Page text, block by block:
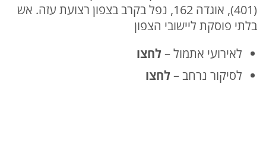
(401), אוגדה 162, נפל בקרב בצפון רצועת עזה. אש
בלתי פוסקת ליישובי הצפון
לאירועי אתמול –לחצו
לסיקור נרחב –לחצו